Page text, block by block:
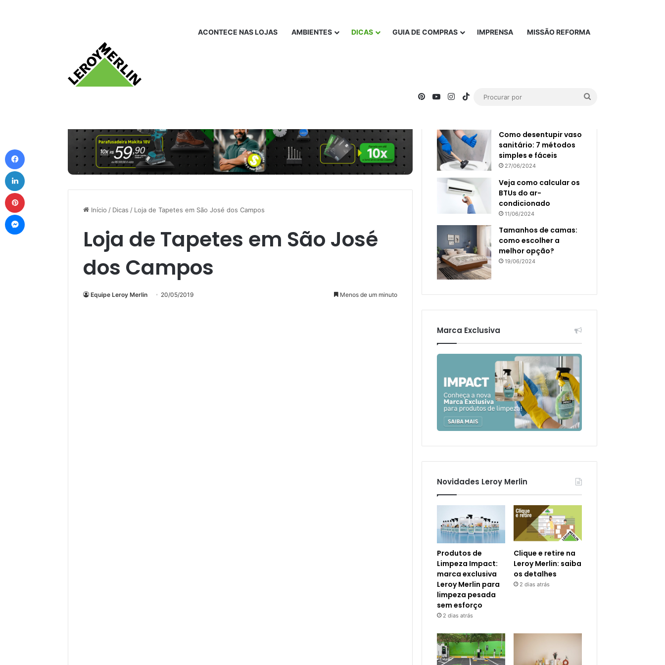
ACONTECE NAS LOJAS AMBIENTES DICAS GUIA DE COMPRAS IMPRENSA MISSÃO REFORMA
PinterestYouTubeInstagram
TikTok
Início / Dicas / Loja de Tapetes em São José dos Campos
Loja de Tapetes em São José
dos Campos
Equipe Leroy Merlin 20/05/2019 Menos de um minuto
Popular
Como desentupir vaso
sanitário: 7 métodos
simples e fáceis
27/06/2024
Veja como calcular os
BTUs do ar-
condicionado
11/06/2024
Tamanhos de camas:
como escolher a
melhor opção?
19/06/2024
Marca Exclusiva
Novidades Leroy Merlin
Produtos de
Limpeza Impact:
marca exclusiva
Leroy Merlin para
limpeza pesada
sem esforço
2 dias atrás
Clique e retire na
Leroy Merlin: saiba
os detalhes
2 dias atrás